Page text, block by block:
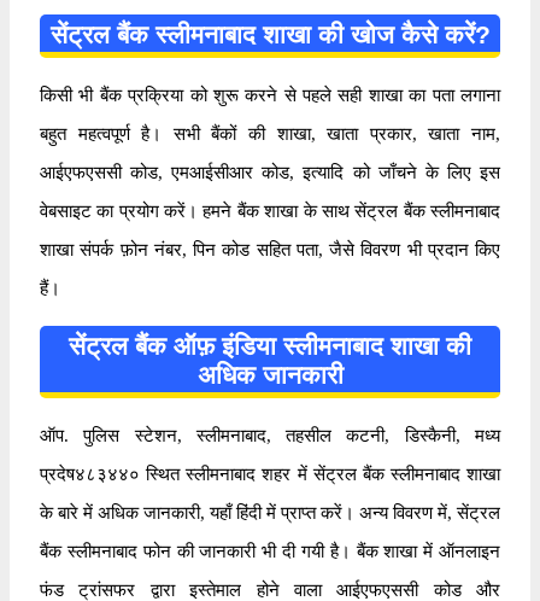
सेंट्रल बैंक स्लीमनाबाद शाखा की खोज कैसे करें?
किसी भी बैंक प्रक्रिया को शुरू करने से पहले सही शाखा का पता लगाना
बहुत महत्वपूर्ण है। सभी बैंकों की शाखा, खाता प्रकार, खाता नाम,
आईएफएससी कोड, एमआईसीआर कोड, इत्यादि को जाँचने के लिए इस
वेबसाइट का प्रयोग करें। हमने बैंक शाखा के साथ सेंट्रल बैंक स्लीमनाबाद
शाखा संपर्क फ़ोन नंबर, पिन कोड सहित पता, जैसे विवरण भी प्रदान किए
हैं।
सेंट्रल बैंक ऑफ़ इंडिया स्लीमनाबाद शाखा की
अधिक जानकारी
ऑप. पुलिस स्टेशन, स्लीमनाबाद, तहसील कटनी, डिस्कैनी, मध्य
प्रदेष४८३४४० स्थित स्लीमनाबाद शहर में सेंट्रल बैंक स्लीमनाबाद शाखा
के बारे में अधिक जानकारी, यहाँ हिंदी में प्राप्त करें। अन्य विवरण में, सेंट्रल
बैंक स्लीमनाबाद फोन की जानकारी भी दी गयी है। बैंक शाखा में ऑनलाइन
फंड ट्रांसफर द्वारा इस्तेमाल होने वाला आईएफएससी कोड और